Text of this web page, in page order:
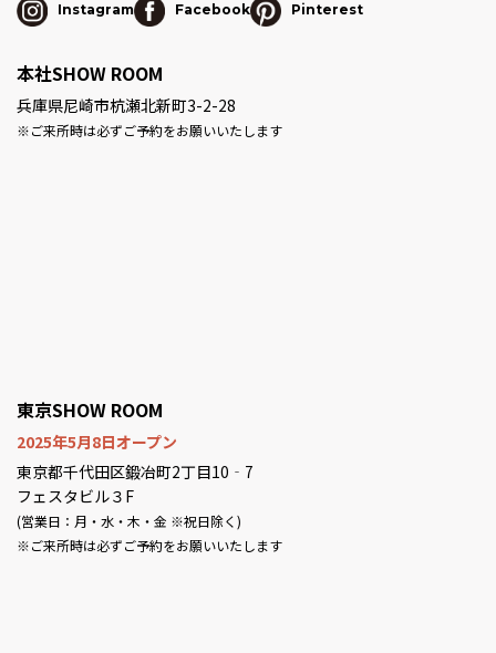
Instagram Facebook Pinterest
本社SHOW ROOM
兵庫県尼崎市杭瀬北新町3-2-28
※ご来所時は必ずご予約をお願いいたします
東京SHOW ROOM
2025年5月8日オープン
東京都千代田区鍛冶町2丁目10‐7
フェスタビル３F
(営業日：月・水・木・金 ※祝日除く)
※ご来所時は必ずご予約をお願いいたします